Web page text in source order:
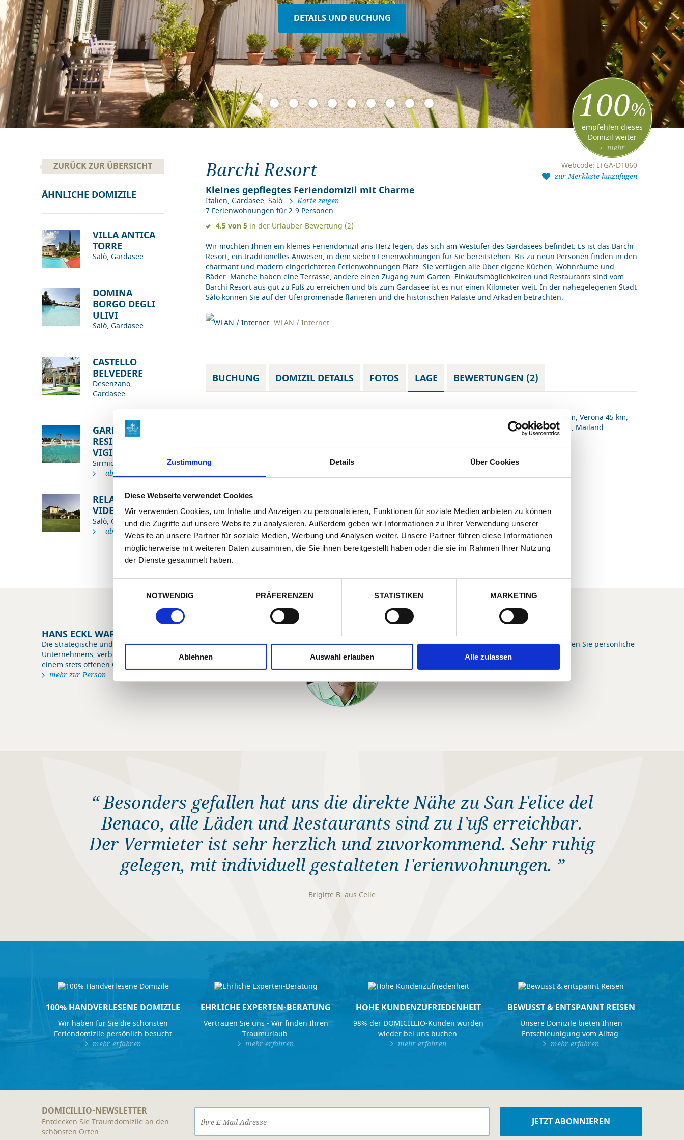
Zustimmung Details Über Cookies
Diese Webseite verwendet Cookies
Wir verwenden Cookies, um Inhalte und Anzeigen zu personalisieren, Funktionen für soziale Medien anbieten zu können
und die Zugriffe auf unsere Website zu analysieren. Außerdem geben wir Informationen zu Ihrer Verwendung unserer
Website an unsere Partner für soziale Medien, Werbung und Analysen weiter. Unsere Partner führen diese Informationen
möglicherweise mit weiteren Daten zusammen, die Sie ihnen bereitgestellt haben oder die sie im Rahmen Ihrer Nutzung
der Dienste gesammelt haben.
NOTWENDIG
PRÄFERENZEN STATISTIKEN MARKETING
Ablehnen Auswahl erlauben Alle zulassen
DETAILS UND BUCHUNG
100%
empfehlen dieses
Domizil weiter
› mehr
zur Merkliste hinzufügen
Barchi Resort Webcode: ITGA-D1060
Kleines gepflegtes Feriendomizil mit Charme
Italien, Gardasee, Salò Karte zeigen
7 Ferienwohnungen für 2-9 Personen
4.5 von5 in der Urlauber-Bewertung (2)
Wir möchten Ihnen ein kleines Feriendomizil ans Herz legen, das sich am Westufer des Gardasees befindet. Es ist das Barchi
Resort, ein traditionelles Anwesen, in dem sieben Ferienwohnungen für Sie bereitstehen. Bis zu neun Personen finden in den
charmant und modern eingerichteten Ferienwohnungen Platz. Sie verfügen alle über eigene Küchen, Wohnräume und
Bäder. Manche haben eine Terrasse, andere einen Zugang zum Garten. Einkaufsmöglichkeiten und Restaurants sind vom
Barchi Resort aus gut zu Fuß zu erreichen und bis zum Gardasee ist es nur einen Kilometer weit. In der nahegelegenen Stadt
Sàlo können Sie auf der Uferpromenade flanieren und die historischen Paläste und Arkaden betrachten.
WLAN / Internet
BUCHUNG DOMIZIL DETAILS FOTOS LAGE BEWERTUNGEN (2)
Flughäfen: Brescia Montichiari ca. 35 km, Verona 45 km,
Bergamo 75 km, Mailand Linate 130 km, Mailand
Golf: Soiano Golf (27-Loch) 5 km
ZURÜCK ZUR ÜBERSICHT
ÄHNLICHE DOMIZILE
VILLA ANTICA
TORRE
Salò, Gardasee
DOMINA
BORGO DEGLI
ULIVI
Salò, Gardasee
CASTELLO
BELVEDERE
Desenzano,
Gardasee
GARDA
RESIDENCE SAN
VIGILIO
Sirmione, Gardasee
ab € 120,00
RELAIS LE
VIDELLE
Salò, Gardasee
ab € 168,00
HANS ECKL WAR VOR ORT
Die strategische und zukunftsorientierte Ausrichtung des
Unternehmens, verbunden mit einer guten Portion Humor und
einem stets offenen Ohr für den Kunden - das ist Hans Eckl.
mehr zur Person
ICH HELFE IHNEN GERNE WEITER
Haben Sie eine Frage zum Domizil oder wünschen Sie persönliche
Unterstützung bei Ihrer Urlaubs-Buchung?
“ Besonders gefallen hat uns die direkte Nähe zu San Felice del
Benaco, alle Läden und Restaurants sind zu Fuß erreichbar.
Der Vermieter ist sehr herzlich und zuvorkommend. Sehr ruhig
gelegen, mit individuell gestalteten Ferienwohnungen. ”
Brigitte B. aus Celle
100% HANDVERLESENE DOMIZILE
Wir haben für Sie die schönsten
Feriendomizile persönlich besucht
mehr erfahren
EHRLICHE EXPERTEN-BERATUNG
Vertrauen Sie uns - Wir finden Ihren
Traumurlaub.
mehr erfahren
HOHE KUNDENZUFRIEDENHEIT
98% der DOMICILLIO-Kunden würden
wieder bei uns buchen.
mehr erfahren
BEWUSST & ENTSPANNT REISEN
Unsere Domizile bieten Ihnen
Entschleunigung vom Alltag.
mehr erfahren
DOMICILLIO-NEWSLETTER
Entdecken Sie Traumdomizile an den
schönsten Orten.